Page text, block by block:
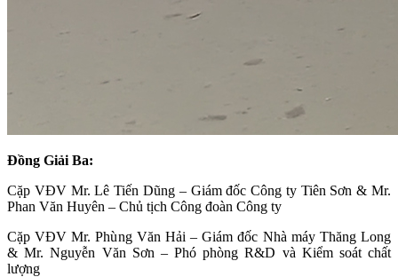
Đồng Giải Ba:
Cặp VĐV Mr. Lê Tiến Dũng – Giám đốc Công ty Tiên Sơn & Mr.
Phan Văn Huyên – Chủ tịch Công đoàn Công ty
Cặp VĐV Mr. Phùng Văn Hải – Giám đốc Nhà máy Thăng Long
& Mr. Nguyễn Văn Sơn – Phó phòng R&D và Kiểm soát chất
lượng